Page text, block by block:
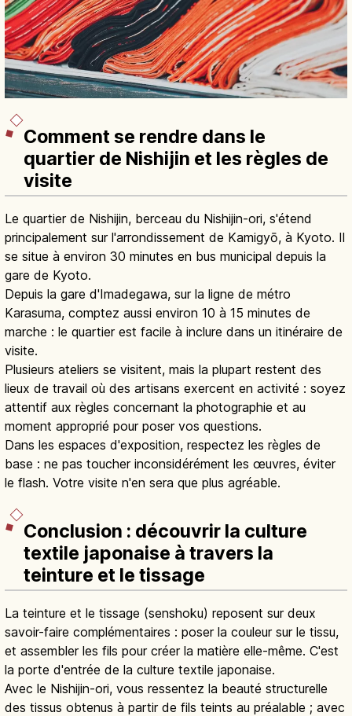
Comment se rendre dans le
quartier de Nishijin et les règles de
visite
Le quartier de Nishijin, berceau du Nishijin-ori, s'étend
principalement sur l'arrondissement de Kamigyō, à Kyoto. Il
se situe à environ 30 minutes en bus municipal depuis la
gare de Kyoto.
Depuis la gare d'Imadegawa, sur la ligne de métro
Karasuma, comptez aussi environ 10 à 15 minutes de
marche : le quartier est facile à inclure dans un itinéraire de
visite.
Plusieurs ateliers se visitent, mais la plupart restent des
lieux de travail où des artisans exercent en activité : soyez
attentif aux règles concernant la photographie et au
moment approprié pour poser vos questions.
Dans les espaces d'exposition, respectez les règles de
base : ne pas toucher inconsidérément les œuvres, éviter
le flash. Votre visite n'en sera que plus agréable.
Conclusion : découvrir la culture
textile japonaise à travers la
teinture et le tissage
La teinture et le tissage (senshoku) reposent sur deux
savoir-faire complémentaires : poser la couleur sur le tissu,
et assembler les fils pour créer la matière elle-même. C'est
la porte d'entrée de la culture textile japonaise.
Avec le Nishijin-ori, vous ressentez la beauté structurelle
des tissus obtenus à partir de fils teints au préalable ; avec